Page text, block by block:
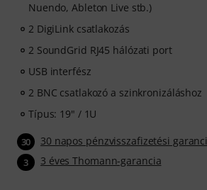
Nuendo, Ableton Live stb.)
2 DigiLink csatlakozás
2 SoundGrid RJ45 hálózati port
USB interfész
2 BNC csatlakozó a szinkronizáláshoz
Típus: 19" / 1U
30 30 napos pénzvisszafizetési
3 3 éves Thomann-garancia